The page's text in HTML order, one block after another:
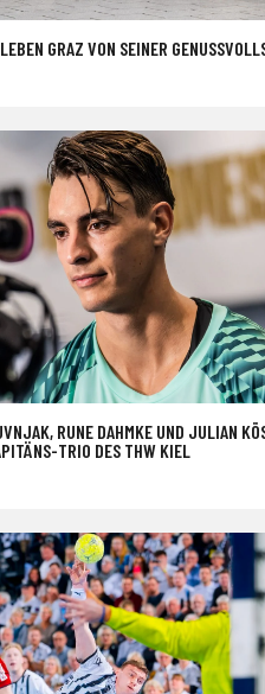
GRAZ VON SEINER
RUNE DAHMKE UND JULIAN
TRIO DES THW KIEL